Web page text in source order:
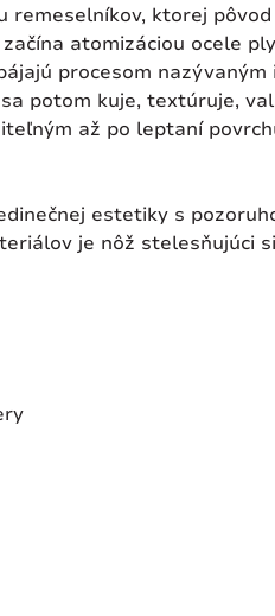
ktorej
atomizáciou ocele
procesom
potom kuje, textúruje,
až po leptaní
estetiky s
je nôž stelesňujúci